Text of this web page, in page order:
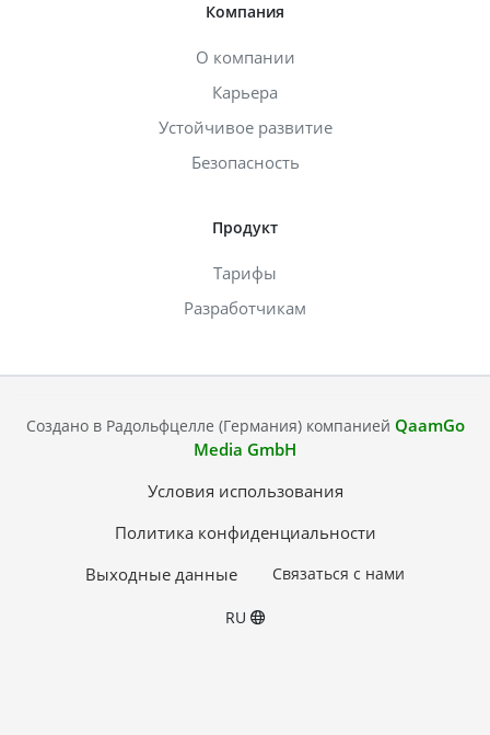
Компания
О компании
Карьера
Устойчивое развитие
Безопасность
Продукт
Тарифы
Разработчикам
Создано в Радольфцелле (Германия) компанией QaamGo
Media GmbH
Условия использования
Политика конфиденциальности
Выходные данные
Связаться с нами
RU